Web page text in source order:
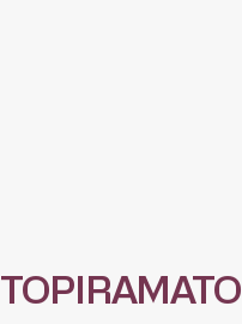
TOPIRAMATO